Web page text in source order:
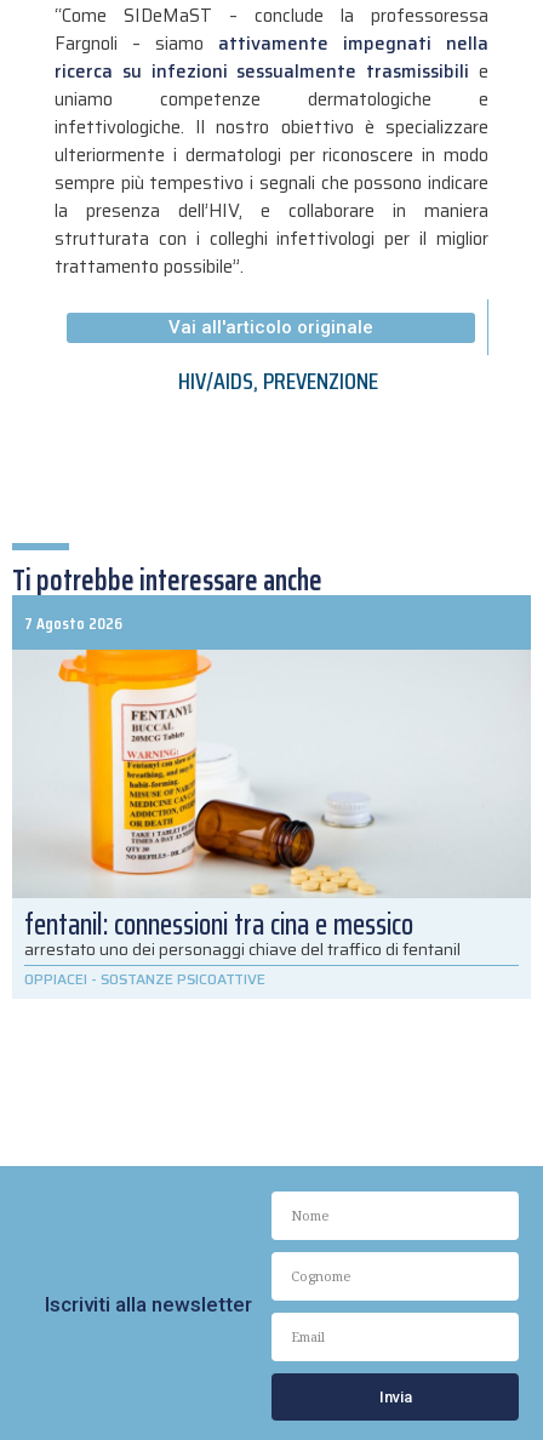
“Come SIDeMaST – conclude la professoressa
Fargnoli – siamo attivamente impegnati nella
ricerca su infezioni sessualmente trasmissibili e
uniamo competenze dermatologiche e
infettivologiche. Il nostro obiettivo è specializzare
ulteriormente i dermatologi per riconoscere in modo
sempre più tempestivo i segnali che possono indicare
la presenza dell’HIV, e collaborare in maniera
strutturata con i colleghi infettivologi per il miglior
trattamento possibile”.
Vai all'articolo originale
HIV/AIDS,PREVENZIONE
Ti potrebbe interessare anche
7 Agosto 2026
fentanil: connessioni tra cina e messico
arrestato uno dei personaggi chiave del traffico di fentanil
OPPIACEI - SOSTANZE PSICOATTIVE
Iscriviti alla newsletter
Invia